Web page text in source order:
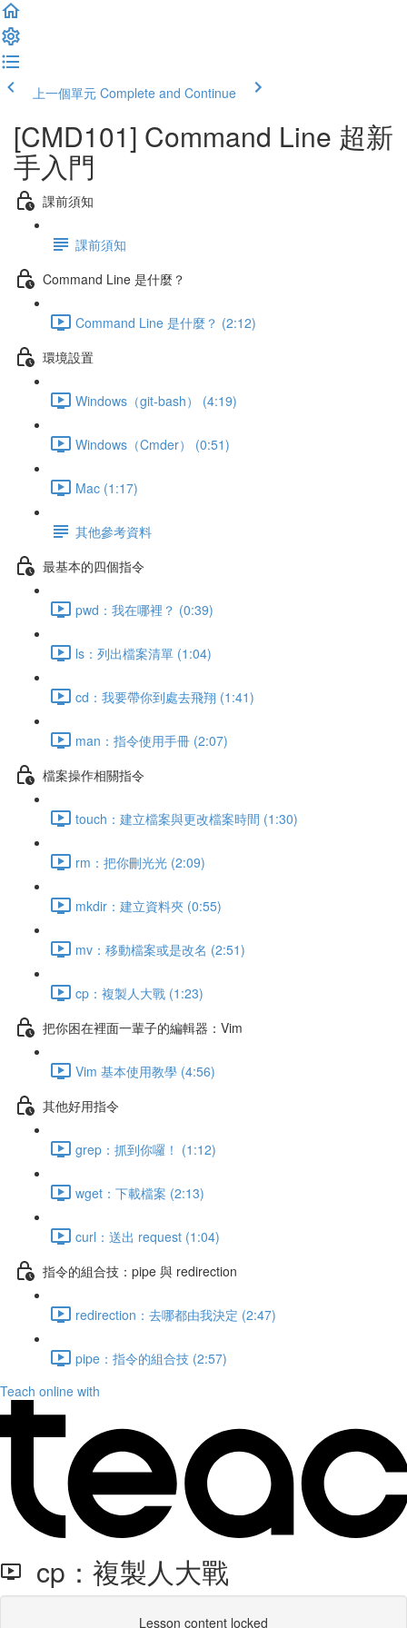
上一個單元 Complete and Continue
[CMD101] Command Line 超新
手入門
課前須知
課前須知
Command Line 是什麼？
Command Line 是什麼？ (2:12)
環境設置
Windows（git-bash） (4:19)
Windows（Cmder） (0:51)
Mac (1:17)
其他參考資料
最基本的四個指令
pwd：我在哪裡？ (0:39)
ls：列出檔案清單 (1:04)
cd：我要帶你到處去飛翔 (1:41)
man：指令使用手冊 (2:07)
檔案操作相關指令
touch：建立檔案與更改檔案時間 (1:30)
rm：把你刪光光 (2:09)
mkdir：建立資料夾 (0:55)
mv：移動檔案或是改名 (2:51)
cp：複製人大戰 (1:23)
把你困在裡面一輩子的編輯器：Vim
Vim 基本使用教學 (4:56)
其他好用指令
grep：抓到你囉！ (1:12)
wget：下載檔案 (2:13)
curl：送出 request (1:04)
指令的組合技：pipe 與 redirection
redirection：去哪都由我決定 (2:47)
pipe：指令的組合技 (2:57)
Teach online with
cp：複製人大戰
Lesson content locked